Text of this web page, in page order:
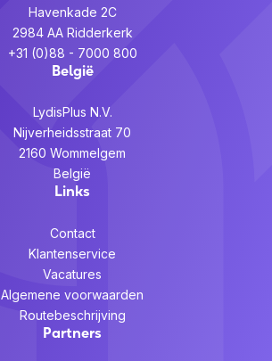
Havenkade 2C
2984 AA Ridderkerk
+31 (0)88 - 7000 800
België
LydisPlus N.V.
Nijverheidsstraat 70
2160 Wommelgem
België
Links
Contact
Klantenservice
Vacatures
Algemene voorwaarden
Routebeschrijving
Partners